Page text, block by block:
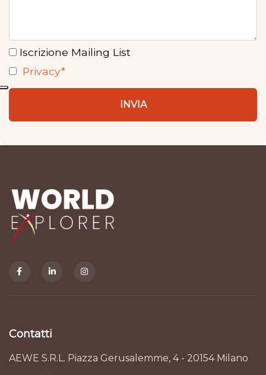
Iscrizione Mailing List
Privacy*
INVIA
Contatti
AEWE S.R.L. Piazza Gerusalemme, 4 - 20154 Milano